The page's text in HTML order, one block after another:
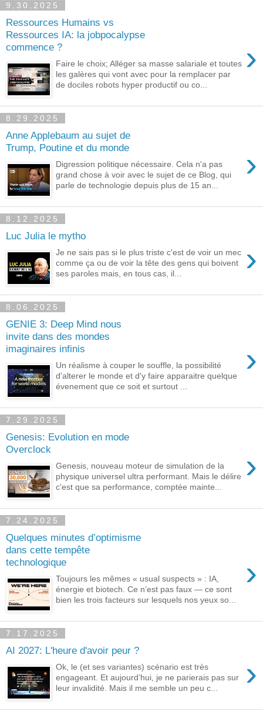
9.30.2025
Ressources Humains vs
Ressources IA: la jobpocalypse
commence ?
›
Faire le choix; Alléger sa masse salariale et toutes
les galères qui vont avec pour la remplacer par
de dociles robots hyper productif ou co...
8.29.2025
Anne Applebaum au sujet de
Trump, Poutine et du monde
›
Digression politique nécessaire. Cela n'a pas
grand chose à voir avec le sujet de ce Blog, qui
parle de technologie depuis plus de 15 an...
8.12.2025
Luc Julia le mytho
›
Je ne sais pas si le plus triste c'est de voir un mec
comme ça ou de voir la tête des gens qui boivent
ses paroles mais, en tous cas, il...
8.06.2025
GENIE 3: Deep Mind nous
invite dans des mondes
imaginaires infinis
›
Un réalisme à couper le souffle, la possibilité
d'alterer le monde et d'y faire apparaitre quelque
évenement que ce soit et surtout ...
7.29.2025
Genesis: Evolution en mode
Overclock
›
Genesis, nouveau moteur de simulation de la
physique universel ultra performant. Mais le délire
c'est que sa performance, comptée mainte...
7.24.2025
Quelques minutes d’optimisme
dans cette tempête
technologique
›
Toujours les mêmes « usual suspects » : IA,
énergie et biotech. Ce n’est pas faux — ce sont
bien les trois facteurs sur lesquels nos yeux so...
7.17.2025
AI 2027: L'heure d'avoir peur ?
›
Ok, le (et ses variantes) scénario est très
engageant. Et aujourd’hui, je ne parierais pas sur
leur invalidité. Mais il me semble un peu c...